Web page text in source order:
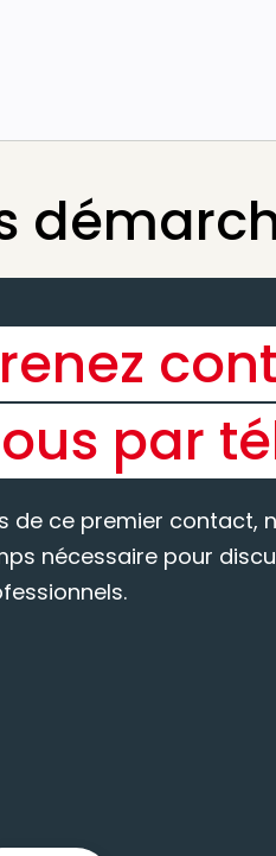
par
de ce premier contact,
nécessaire pour